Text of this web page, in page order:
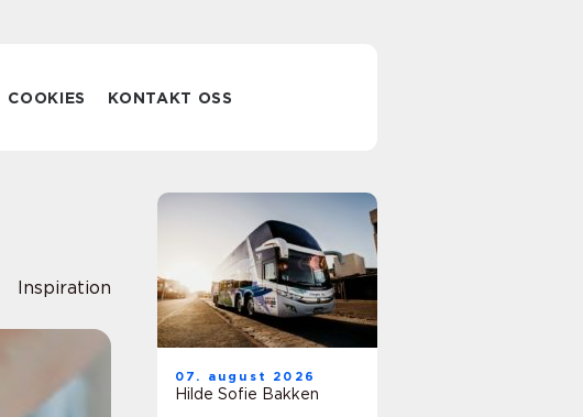
COOKIES KONTAKT OSS
Inspiration
07. august 2026
Hilde Sofie Bakken